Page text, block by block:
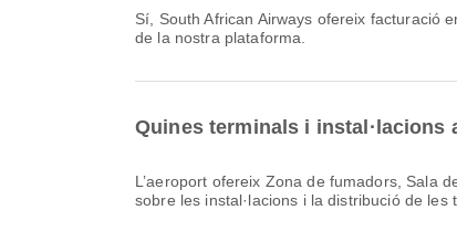
Sí, South African Airways ofereix facturació en línia per a vols a partir de Aeropuerto Internacional de Dubái, cosa que et permet facturar còmodament el teu vol a través
de la nostra plataforma.
Quines terminals i instal·lacions
L’aeroport ofereix Zona de fumadors, Sala de pregària, Pàrquings i moltes altres comoditats per millorar la teva experiència de viatge. Pots consultar informació detallada
sobre les instal·lacions i la distribució de les